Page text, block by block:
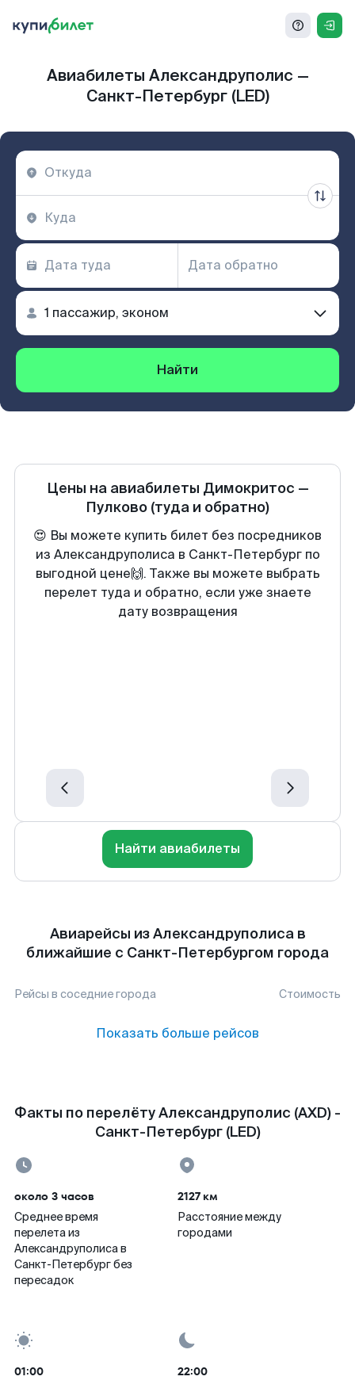
Авиабилеты Александруполис —
Санкт-Петербург (LED)
Найти
Цены на авиабилеты Димокритос —
Пулково (туда и обратно)
😍 Вы можете купить билет без посредников
из Александруполиса в Санкт-Петербург по
выгодной цене🙌. Также вы можете выбрать
перелет туда и обратно, если уже знаете
дату возвращения
Найти авиабилеты
Авиарейсы из Александруполиса в
ближайшие с Санкт-Петербургом города
Рейсы в соседние города Стоимость
Показать больше рейсов
Факты по перелёту Александруполис (AXD) -
Санкт-Петербург (LED)
около 3 часов
Среднее время
перелета из
Александруполиса в
Санкт-Петербург без
пересадок
2127 км
Расстояние между
городами
01:00 22:00